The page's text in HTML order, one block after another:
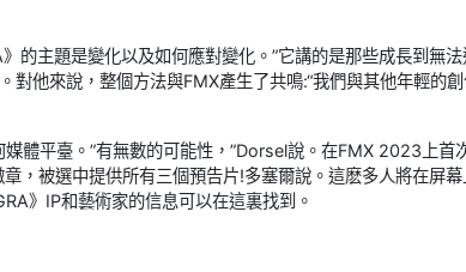
的主題是變化以及如何應對變化。”它講的是那些成長到無
對他來說，整個方法與FMX產生了共鳴:“我們與其他年輕的
體平臺。”有無數的可能性，”Dorsel說。在FMX 2023上首
，被選中提供所有三個預告片!多塞爾說。這麽多人將在屏
》IP和藝術家的信息可以在這裏找到。